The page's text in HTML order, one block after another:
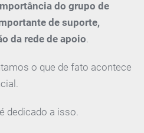
do grupo de
de suporte,
da rede de apoio
o que de fato acontece
dedicado a isso.